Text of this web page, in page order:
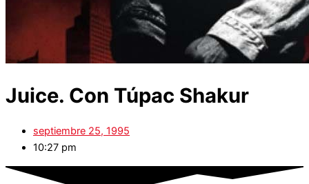
Juice. Con Túpac Shakur
septiembre 25, 1995
10:27 pm